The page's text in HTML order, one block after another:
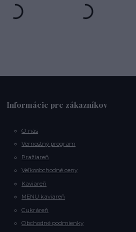
Informácie pre zákazníkov
O nás
Vernostný program
Pražiareň
Veľkoobchodné ceny
Kaviareň
MENU kaviareň
Cukráreň
Obchodné podmienky